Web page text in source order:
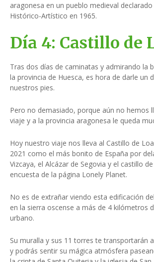
aragonesa en un pueblo medieval
Histórico-Artístico en 1965.
Día 4: Castillo de
Tras dos días de caminatas y admirando la
la provincia de Huesca, es hora de darle un
nuestros pies.
Pero no demasiado, porque aún no hemos
viaje y a la provincia aragonesa le queda
Hoy nuestro viaje nos lleva al Castillo de
2021 como el más bonito de España por
Vizcaya, el Alcázar de Segovia y el castillo
encuesta de la página Lonely Planet.
No es de extrañar viendo esta edificación
en la sierra oscense a más de 4 kilómetros
urbano.
Su muralla y sus 11 torres te transportarán
y podrás sentir su mágica atmósfera